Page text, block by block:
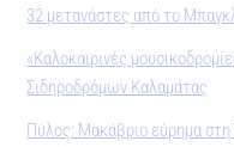
32 μετανάστες από το
«Καλοκαιρινές
Σιδηροδρόμων Καλαμάτας
Πύλος: Μακάβριο εύρημα